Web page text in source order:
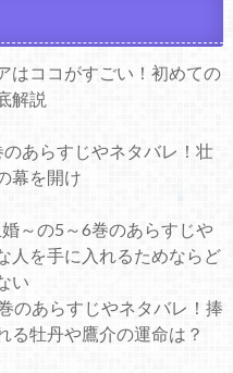
はココがすごい！初めての
解説
あらすじやネタバレ！壮
幕を開け
～の5～6巻のあらすじや
人を手に入れるためならど
い
のあらすじやネタバレ！捧
る牡丹や鷹介の運命は？